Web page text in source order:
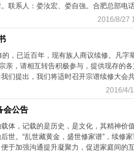
联系人：娄汝宏、娄自強。合肥总部电
2016/8/27
，已近百年，现有族人商议续修。凡字
亲，请相互转告积极参与，提供现存的
们提出，我们将适时召开宗谱续修大会
2016/4/
会公告
体，记载的是历史，是文化，其精神价
世。“乱世藏黄金，盛世修家谱”，续修
于加强沟通提升凝聚力，促进家庭间的